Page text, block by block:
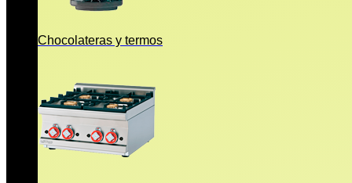
Chocolateras y termos